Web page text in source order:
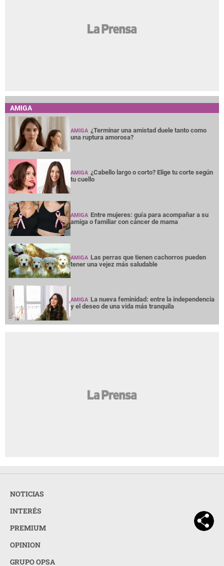
AMIGA
AMIGA ¿Terminar una amistad duele tanto como
una ruptura amorosa?
AMIGA ¿Cabello largo o corto? Elige tu corte según
tu cuello
AMIGA Entre mujeres: guía para acompañar a su
amiga o familiar con cáncer de mama
AMIGA Las perras que tienen cachorros pueden
tener una vejez más saludable
AMIGA La nueva feminidad: entre la independencia
y el deseo de una vida más tranquila
NOTICIAS
INTERÉS
PREMIUM
OPINION
GRUPO OPSA